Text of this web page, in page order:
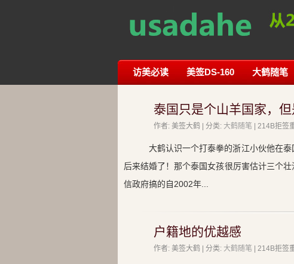
访美必读 美签DS-160 大鹤随笔
泰国只是个山羊国家，
作者: 美签大鹤 | 分类: 大鹤随笔 | 214B拒签
大鹤认识一个打泰拳的浙江小伙他在
后来结婚了！那个泰国女孩很厉害估计三个
信政府搞的自2002年...
户籍地的优越感
作者: 美签大鹤 | 分类: 大鹤随笔 | 214B拒签